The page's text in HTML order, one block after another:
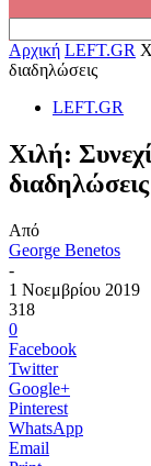
Αρχική LEFT.GR
διαδηλώσεις
LEFT.GR
Χιλή:
διαδηλώσεις
Από
George Benetos
-
1 Νοεμβρίου 2019
318
0
Facebook
Twitter
Google+
Pinterest
WhatsApp
Email